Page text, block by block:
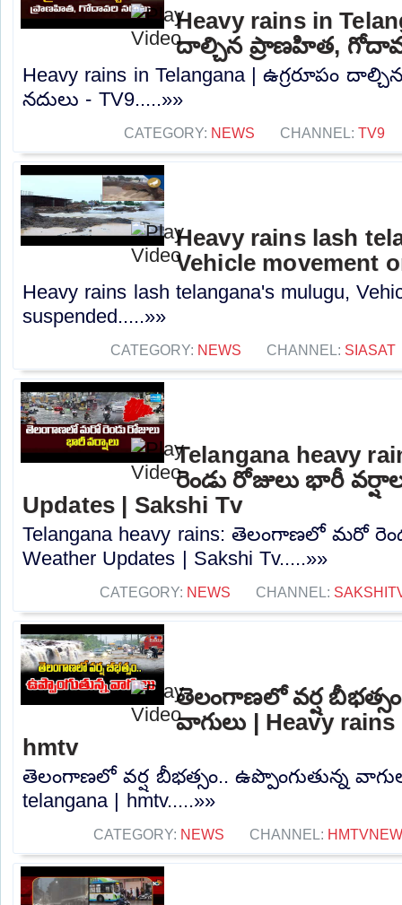
Heavy rains in
దాల్చిన ప్రాణహిత,
Heavy rains in Telangana | ఉగ్రరూపం
నదులు - TV9.....»»
CATEGORY: NEWS CHANNEL: TV9
Heavy rains lash
Vehicle movement
Heavy rains lash telangana's mulugu,
suspended.....»»
CATEGORY: NEWS CHANNEL: SIASAT
Telangana heavy
రెండు రోజులు భారీ
Updates | Sakshi Tv
Telangana heavy rains: తెలంగాణలో మరో
Weather Updates | Sakshi Tv.....»»
CATEGORY: NEWS CHANNEL:
తెలంగాణలో వర్ష
వాగులు | Heavy
hmtv
తెలంగాణలో వర్ష బీభత్సం.. ఉప్పొంగుతున్న
telangana | hmtv.....»»
CATEGORY: NEWS CHANNEL: